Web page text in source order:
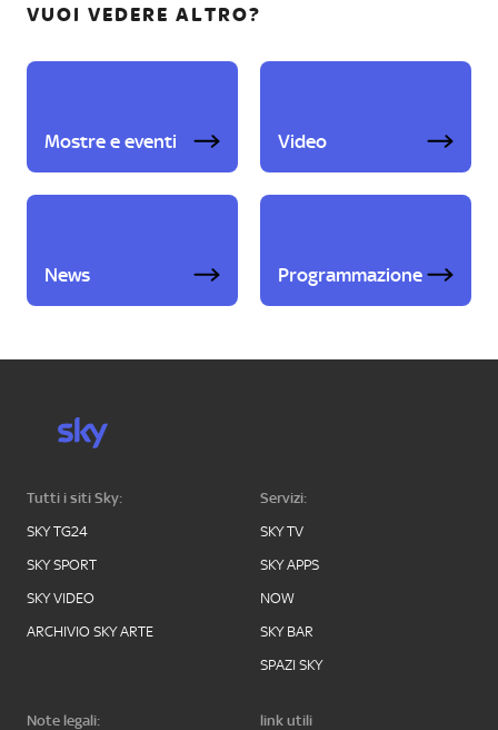
VUOI VEDERE ALTRO?
Mostre e eventi Video
News Programmazione
Tutti i siti Sky:
SKY TG24
SKY SPORT
SKY VIDEO
ARCHIVIO SKY ARTE
Servizi:
SKY TV
SKY APPS
NOW
SKY BAR
SPAZI SKY
Note legali:
link utili